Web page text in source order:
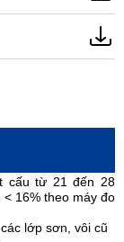
cấu từ 21 đến 28
16% theo máy đo
lớp sơn, vôi cũ